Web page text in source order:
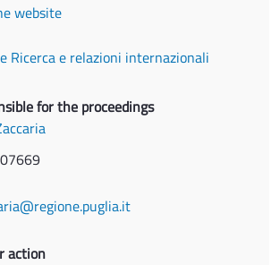
website
Ricerca e relazioni internazionali
for the proceedings
action